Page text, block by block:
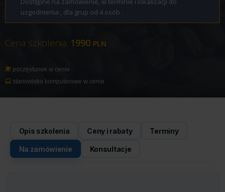
uzgodnienia , dla grup od 4 osób .
Cena szkolenia: 1990 PLN
poczęstunek w cenie
stanowisko komputerowe w cenie
Opis szkolenia Ceny i rabaty Terminy
Na zamówienie Konsultacje